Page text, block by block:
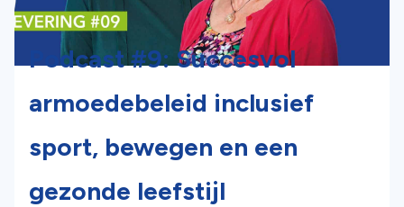
Podcast #9: Succesvol
armoedebeleid inclusief
sport, bewegen en een
gezonde leefstijl